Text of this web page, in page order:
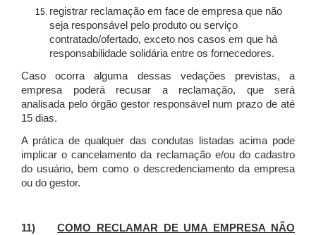
registrar reclamação em face de empresa que não
seja responsável pelo produto ou serviço
contratado/ofertado, exceto nos casos em que há
responsabilidade solidária entre os fornecedores.
Caso ocorra alguma dessas vedações previstas, a
empresa poderá recusar a reclamação, que será
analisada pelo órgão gestor responsável num prazo de até
15 dias.
A prática de qualquer das condutas listadas acima pode
implicar o cancelamento da reclamação e/ou do cadastro
do usuário, bem como o descredenciamento da empresa
ou do gestor.
11)COMO RECLAMAR DE UMA EMPRESA NÃO